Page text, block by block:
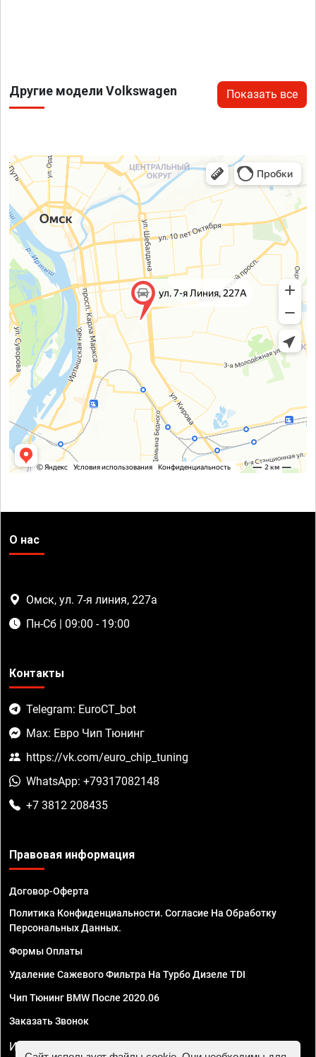
Другие модели Volkswagen Показать все
О нас
Омск, ул. 7-я линия, 227а
Пн-Сб | 09:00 - 19:00
Контакты
Telegram: EuroCT_bot
Max: Евро Чип Тюнинг
https://vk.com/euro_chip_tuning
WhatsApp: +79317082148
+7 3812 208435
Правовая информация
Договор-Оферта
Политика Конфиденциальности. Согласие На Обработку
Персональных Данных.
Формы Оплаты
Удаление Сажевого Фильтра На Турбо Дизеле TDI
Чип Тюнинг BMW После 2020.06
Заказать Звонок
ИП Смирнов Георгий Павлович. ИНН 781302555843,